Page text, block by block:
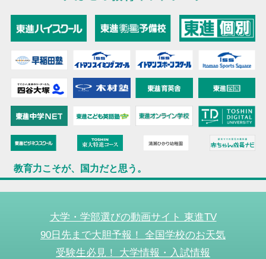
教育力こそが、国力だと思う。
大学・学部選びの動画サイト 東進TV
90日先まで大胆予報！ 全国学校のお天気
受験生必見！ 大学情報・入試情報